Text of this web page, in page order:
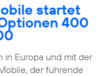
startet
400
in Europa und mit der
der führende